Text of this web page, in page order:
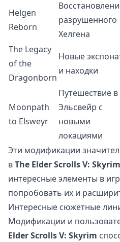
Helgen
Reborn
разрушенного
Хелгена
The Legacy
of the
Dragonborn
Новые
и находки
Moonpath
to Elsweyr
Путешествие в
Эльсвейр с
новыми
локациями
Эти модификации
вThe Elder Scrolls V: Skyrim
интересные элементы в
попробовать их и
Интересные сюжетные
Модификации и
Elder Scrolls V: Skyrim